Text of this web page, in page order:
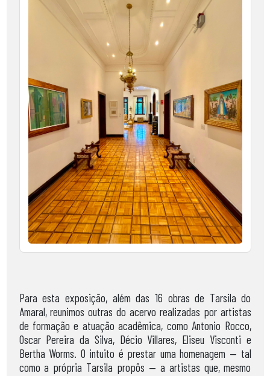
Para esta exposição, além das 16 obras de Tarsila do
Amaral, reunimos outras do acervo realizadas por artistas
de formação e atuação acadêmica, como Antonio Rocco,
Oscar Pereira da Silva, Décio Villares, Eliseu Visconti e
Bertha Worms. O intuito é prestar uma homenagem — tal
como a própria Tarsila propôs — a artistas que, mesmo